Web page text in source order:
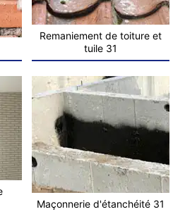
Remaniement de toiture et
tuile 31
Maçonnerie d'étanchéité 31